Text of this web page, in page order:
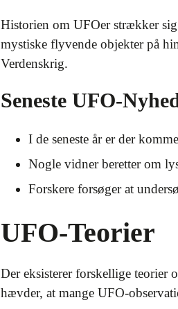
Historien om UFOer strækker
mystiske flyvende objekter på
Verdenskrig.
Seneste UFO-
I de seneste år er der
Nogle vidner beretter om
Forskere forsøger at
UFO-Teorier
Der eksisterer forskellige teorier
hævder, at mange UFO-